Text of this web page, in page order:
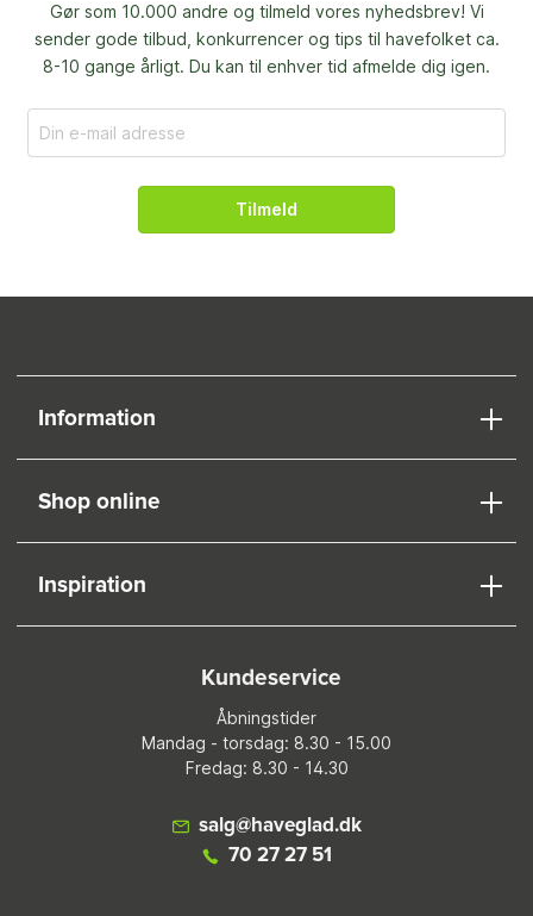
Gør som 10.000 andre og tilmeld vores nyhedsbrev! Vi
sender gode tilbud, konkurrencer og tips til havefolket ca.
8-10 gange årligt. Du kan til enhver tid afmelde dig igen.
Tilmeld
Information
Shop online
Inspiration
Kundeservice
Åbningstider
Mandag - torsdag: 8.30 - 15.00
Fredag: 8.30 - 14.30
salg@haveglad.dk
70 27 27 51